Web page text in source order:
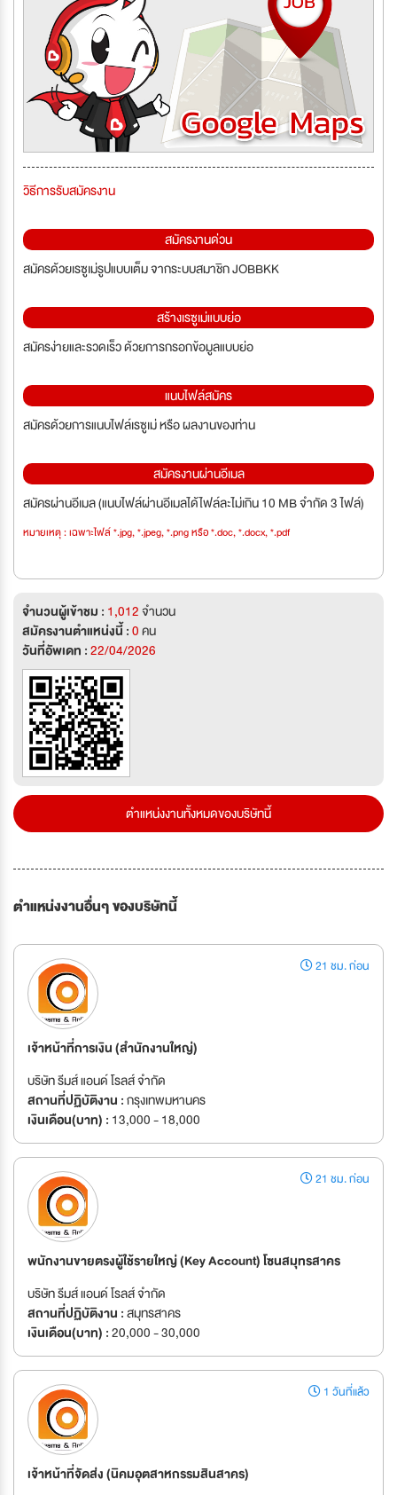
วิธีการรับสมัครงาน
สมัครงานด่วน
สมัครด้วยเรซูเม่รูปแบบเต็ม จากระบบสมาชิก JOBBKK
สร้างเรซูเม่แบบย่อ
สมัครง่ายและรวดเร็ว ด้วยการกรอกข้อมูลแบบย่อ
แนบไฟล์สมัคร
สมัครด้วยการแนบไฟล์เรซูเม่ หรือ ผลงานของท่าน
สมัครงานผ่านอีเมล
สมัครผ่านอีเมล (แนบไฟล์ผ่านอีเมลได้ไฟล์ละไม่เกิน 10 MB จำกัด 3 ไฟล์)
หมายเหตุ : เฉพาะไฟล์ *.jpg, *.jpeg, *.png หรือ *.doc, *.docx, *.pdf
จำนวนผู้เข้าชม : 1,012จำนวน
สมัครงานตำแหน่งนี้ :0คน
วันที่อัพเดท :22/04/2026
ตำแหน่งงานทั้งหมดของบริษัทนี้
ตำแหน่งงานอื่นๆ ของบริษัทนี้
21 ชม. ก่อน
เจ้าหน้าที่การเงิน (สำนักงานใหญ่)
บริษัท รีมส์ แอนด์ โรลส์ จำกัด
สถานที่ปฏิบัติงาน :กรุงเทพมหานคร
เงินเดือน(บาท) : 13,000 - 18,000
21 ชม. ก่อน
พนักงานขายตรงผู้ใช้รายใหญ่ (Key Account) โซนสมุทรสาคร
บริษัท รีมส์ แอนด์ โรลส์ จำกัด
สถานที่ปฏิบัติงาน :สมุทรสาคร
เงินเดือน(บาท) :20,000 - 30,000
1 วันที่แล้ว
เจ้าหน้าที่จัดส่ง (นิคมอุตสาหกรรมสินสาคร)